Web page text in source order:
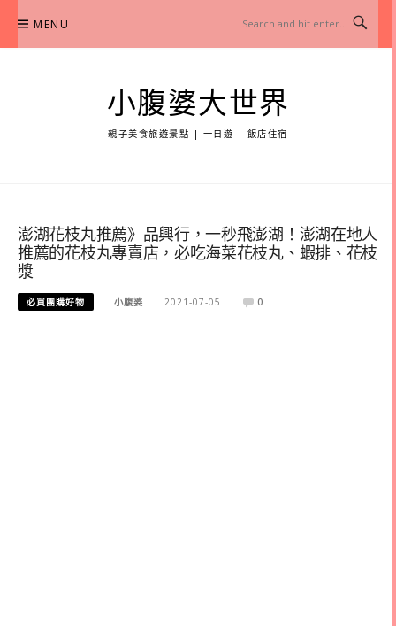
content
MENU
小腹婆大世界
親子美食旅遊景點 | 一日遊 | 飯店住宿
澎湖花枝丸推薦》品興行，一秒飛澎湖！澎湖在地人
推薦的花枝丸專賣店，必吃海菜花枝丸、蝦排、花枝
漿
必買團購好物 小腹婆 2021-07-05 0